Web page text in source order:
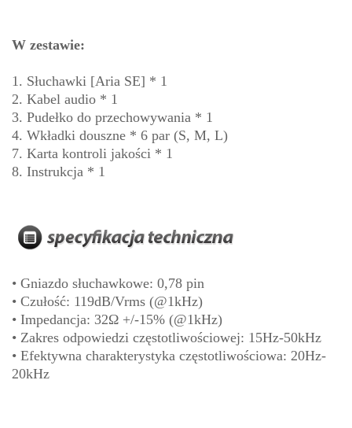
W zestawie:
1. Słuchawki [Aria SE] * 1
2. Kabel audio * 1
3. Pudełko do przechowywania * 1
4. Wkładki douszne * 6 par (S, M, L)
7. Karta kontroli jakości * 1
8. Instrukcja * 1
• Gniazdo słuchawkowe: 0,78 pin
• Czułość: 119dB/Vrms (@1kHz)
• Impedancja: 32Ω +/-15% (@1kHz)
• Zakres odpowiedzi częstotliwościowej: 15Hz-50kHz
• Efektywna charakterystyka częstotliwościowa: 20Hz-
20kHz